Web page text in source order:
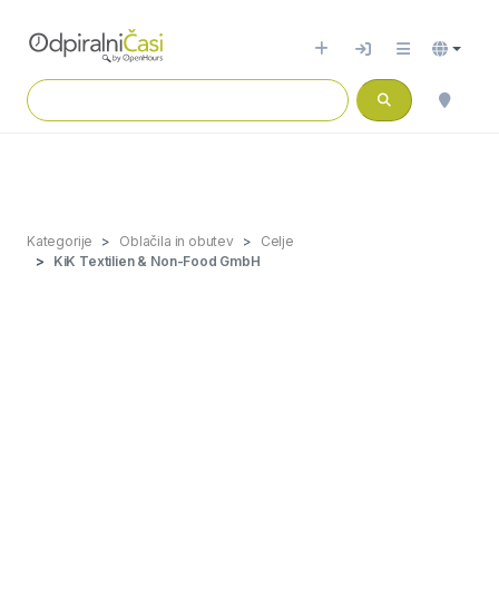
Kategorije Oblačila in obutev
Celje
KiK Textilien & Non-Food GmbH